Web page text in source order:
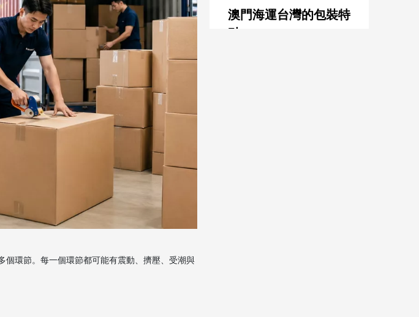
個環節。每一個環節都可能有震動、擠壓、受潮與
澳門海運台灣的包裝特
點